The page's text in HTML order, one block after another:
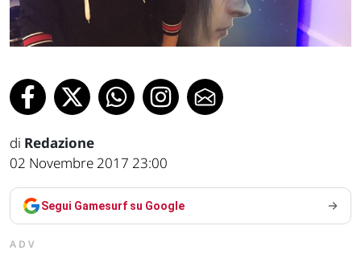
di Redazione
02 Novembre 2017 23:00
Segui Gamesurf su Google
ADV